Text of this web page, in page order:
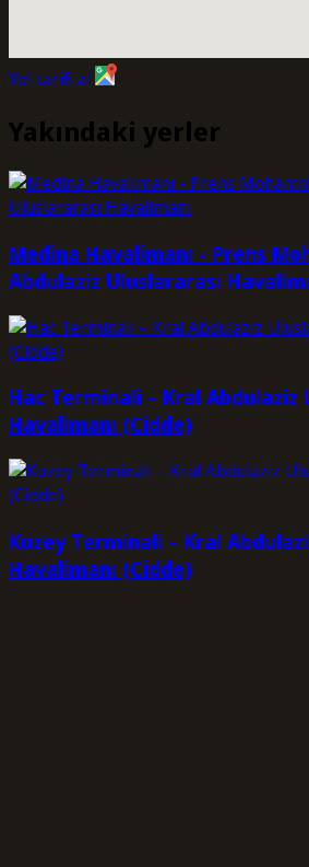
Yol tarifi al
Yakındaki yerler
Medina Havalimanı - Prens
Abdulaziz Uluslararası
Hac Terminali – Kral Abdulaziz
Havalimanı (Cidde)
Kuzey Terminali – Kral
Havalimanı (Cidde)